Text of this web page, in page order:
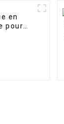
en
pour